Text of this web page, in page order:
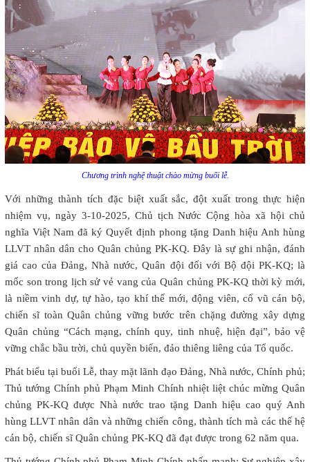
Chương trình nghệ thuật chào mừng buổi lễ.
Với những thành tích đặc biệt xuất sắc, đột xuất trong thực hiện
nhiệm vụ, ngày 3-10-2025, Chủ tịch Nước Cộng hòa xã hội chủ
nghĩa Việt Nam đã ký Quyết định phong tặng Danh hiệu Anh hùng
LLVT nhân dân cho Quân chủng PK-KQ. Đây là sự ghi nhận, đánh
giá cao của Đảng, Nhà nước, Quân đội đối với Bộ đội PK-KQ; là
mốc son trong lịch sử vẻ vang của Quân chủng PK-KQ thời kỳ mới,
là niềm vinh dự, tự hào, tạo khí thế mới, động viên, cổ vũ cán bộ,
chiến sĩ toàn Quân chủng vững bước trên chặng đường xây dựng
Quân chủng “Cách mạng, chính quy, tinh nhuệ, hiện đại”, bảo vệ
vững chắc bầu trời, chủ quyền biển, đảo thiêng liêng của Tổ quốc.
Phát biểu tại buổi Lễ, thay mặt lãnh đạo Đảng, Nhà nước, Chính phủ;
Thủ tướng Chính phủ Phạm Minh Chính nhiệt liệt chúc mừng Quân
chủng PK-KQ được Nhà nước trao tặng Danh hiệu cao quý Anh
hùng LLVT nhân dân và những chiến công, thành tích mà các thế hệ
cán bộ, chiến sĩ Quân chủng PK-KQ đã đạt được trong 62 năm qua.